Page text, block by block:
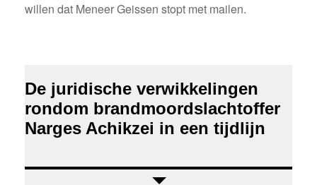
willen dat Meneer Geissen stopt met mailen.